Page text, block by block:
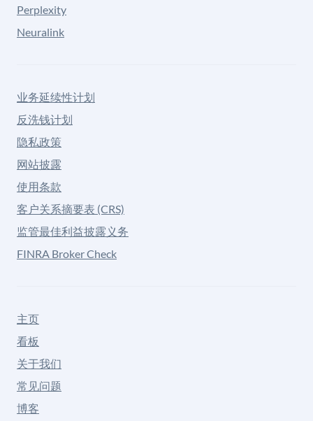
Perplexity
Neuralink
业务延续性计划
反洗钱计划
隐私政策
网站披露
使用条款
客户关系摘要表 (CRS)
监管最佳利益披露义务
FINRA Broker Check
主页
看板
关于我们
常见问题
博客